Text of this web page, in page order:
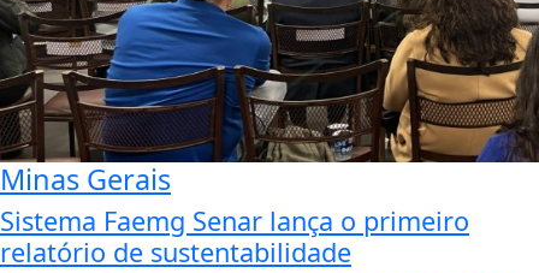
Minas Gerais
Sistema Faemg Senar lança o primeiro
relatório de sustentabilidade